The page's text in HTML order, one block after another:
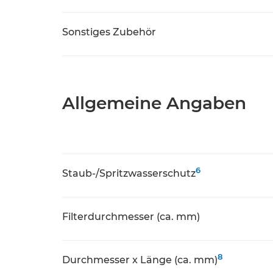
Sonstiges Zubehör
Allgemeine Angaben
Staub-/Spritzwasserschutz6
Filterdurchmesser (ca. mm)
Durchmesser x Länge (ca. mm)8